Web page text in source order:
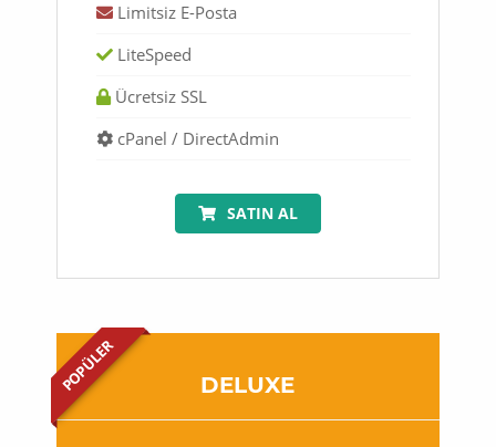
Limitsiz E-Posta
LiteSpeed
Ücretsiz SSL
cPanel / DirectAdmin
SATIN AL
DELUXE
POPÜLER